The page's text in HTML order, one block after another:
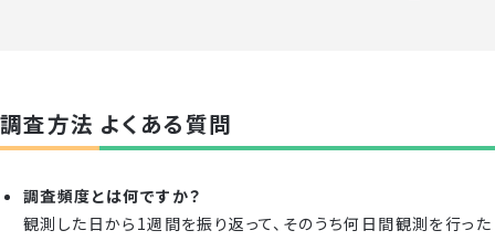
調査方法 よくある質問
調査頻度とは何ですか？
観測した日から1週間を振り返って、そのうち何日間観測を行った